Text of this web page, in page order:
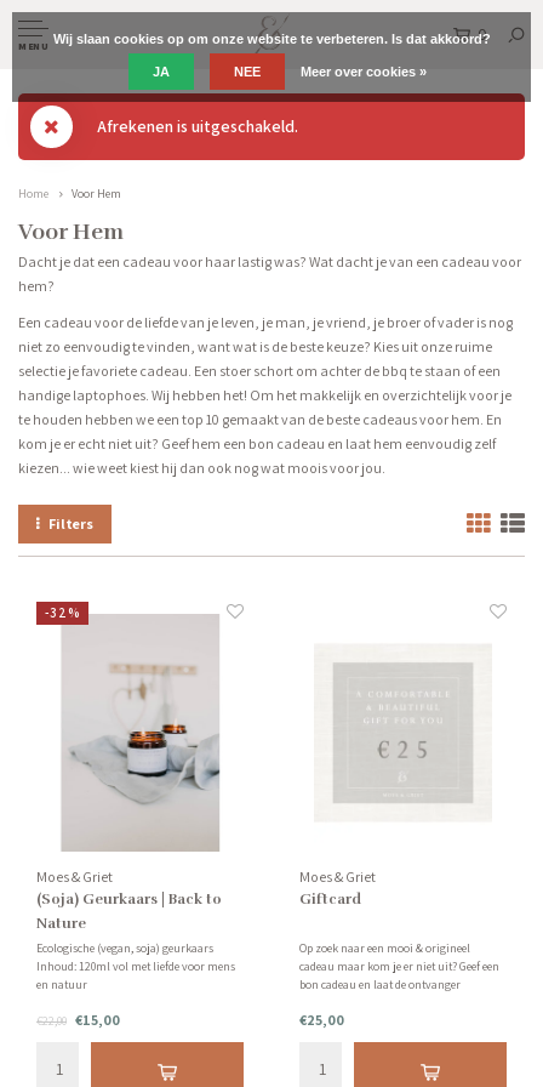
MENU
0
Afrekenen is uitgeschakeld.
Home Voor Hem
Voor Hem
Dacht je dat een cadeau voor haar lastig was? Wat dacht je van een cadeau voor
hem?
Een cadeau voor de liefde van je leven, je man, je vriend, je broer of vader is nog
niet zo eenvoudig te vinden, want wat is de beste keuze? Kies uit onze ruime
selectie je favoriete cadeau. Een stoer schort om achter de bbq te staan of een
handige laptophoes. Wij hebben het! Om het makkelijk en overzichtelijk voor je
te houden hebben we een top 10 gemaakt van de beste cadeaus voor hem. En
kom je er echt niet uit? Geef hem een bon cadeau en laat hem eenvoudig zelf
kiezen... wie weet kiest hij dan ook nog wat moois voor jou.
Filters
-32%
Moes & Griet
(Soja) Geurkaars | Back to
Nature
Ecologische (vegan, soja) geurkaars
Inhoud: 120ml vol met liefde voor mens
en natuur
zilversparren, patchoeli en vanille!
€22,00 €15,00
Moes & Griet
Giftcard
Op zoek naar een mooi & origineel
cadeau maar kom je er niet uit? Geef een
bon cadeau en laat de ontvanger
€25,00
Wij slaan cookies op om onze website te verbeteren. Is dat akkoord?
JA NEE Meer over cookies »